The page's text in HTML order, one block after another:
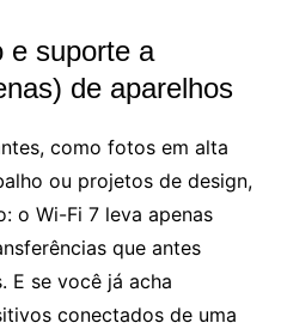
e suporte a
de aparelhos
como fotos em alta
ou projetos de design,
o Wi-Fi 7 leva apenas
que antes
E se você já acha
conectados de uma